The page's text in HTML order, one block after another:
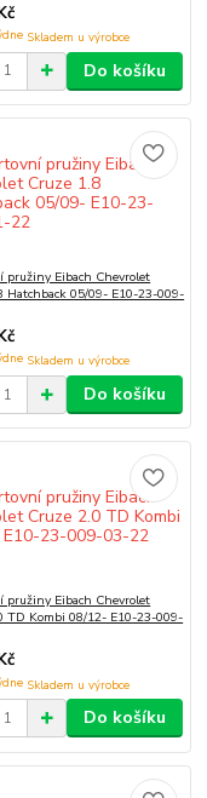
Do košíku
pružiny Eibach Chevrolet
Hatchback 05/09- E10-23-009-
Do košíku
pružiny Eibach Chevrolet
TD Kombi 08/12- E10-23-009-
Do košíku